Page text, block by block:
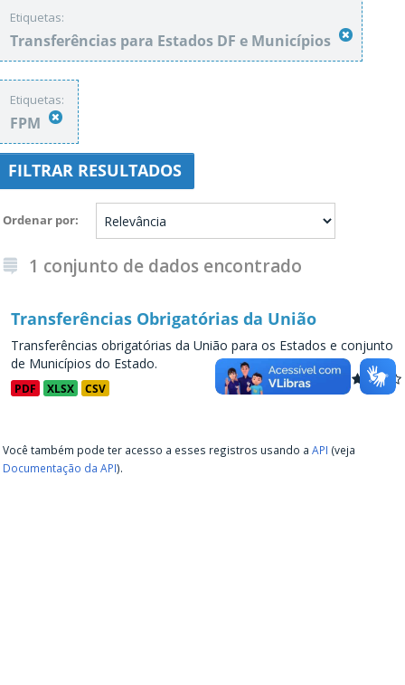
Etiquetas:
Transferências para Estados DF e Municípios
Etiquetas:
FPM
FILTRAR RESULTADOS
Ordenar por
1 conjunto de dados encontrado
Transferências Obrigatórias da União
Transferências obrigatórias da União para os Estados e conjunto
de Municípios do Estado.
PDF XLSX CSV
Você também pode ter acesso a esses registros usando a API (veja
Documentação da API).